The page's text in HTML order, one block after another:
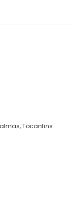
Tocantins